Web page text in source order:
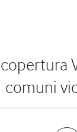
comuni